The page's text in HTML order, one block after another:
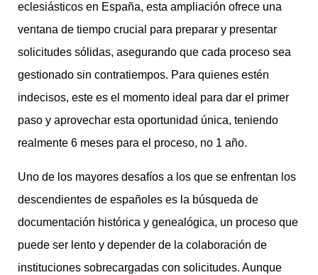
eclesiásticos en España, esta ampliación ofrece una
ventana de tiempo crucial para preparar y presentar
solicitudes sólidas, asegurando que cada proceso sea
gestionado sin contratiempos. Para quienes estén
indecisos, este es el momento ideal para dar el primer
paso y aprovechar esta oportunidad única, teniendo
realmente 6 meses para el proceso, no 1 año.
Uno de los mayores desafíos a los que se enfrentan los
descendientes de españoles es la búsqueda de
documentación histórica y genealógica, un proceso que
puede ser lento y depender de la colaboración de
instituciones sobrecargadas con solicitudes. Aunque